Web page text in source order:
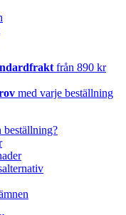
från 890 kr
med varje beställning
beställning?